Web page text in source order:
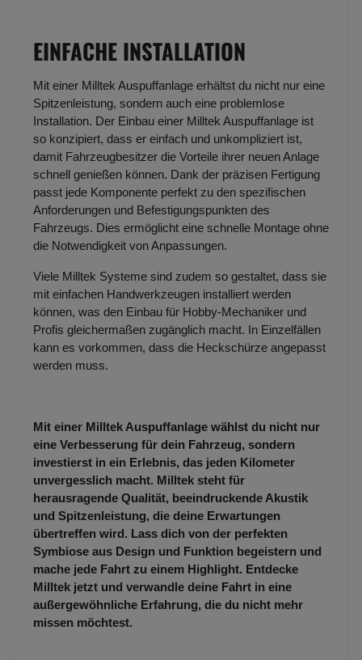
EINFACHE INSTALLATION
Mit einer Milltek Auspuffanlage erhältst du nicht nur eine
Spitzenleistung, sondern auch eine problemlose
Installation. Der Einbau einer Milltek Auspuffanlage ist
so konzipiert, dass er einfach und unkompliziert ist,
damit Fahrzeugbesitzer die Vorteile ihrer neuen Anlage
schnell genießen können. Dank der präzisen Fertigung
passt jede Komponente perfekt zu den spezifischen
Anforderungen und Befestigungspunkten des
Fahrzeugs. Dies ermöglicht eine schnelle Montage ohne
die Notwendigkeit von Anpassungen.
Viele Milltek Systeme sind zudem so gestaltet, dass sie
mit einfachen Handwerkzeugen installiert werden
können, was den Einbau für Hobby-Mechaniker und
Profis gleichermaßen zugänglich macht. In Einzelfällen
kann es vorkommen, dass die Heckschürze angepasst
werden muss.
Mit einer Milltek Auspuffanlage wählst du nicht nur
eine Verbesserung für dein Fahrzeug, sondern
investierst in ein Erlebnis, das jeden Kilometer
unvergesslich macht. Milltek steht für
herausragende Qualität, beeindruckende Akustik
und Spitzenleistung, die deine Erwartungen
übertreffen wird. Lass dich von der perfekten
Symbiose aus Design und Funktion begeistern und
mache jede Fahrt zu einem Highlight. Entdecke
Milltek jetzt und verwandle deine Fahrt in eine
außergewöhnliche Erfahrung, die du nicht mehr
missen möchtest.